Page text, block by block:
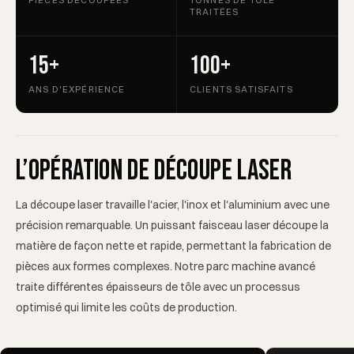
TRAITÉES
15+
ANS D'EXPÉRIENCE
100+
CLIENTS SATISFAITS
L’opération de découpe laser
La découpe laser travaille l'acier, l'inox et l'aluminium avec une
précision remarquable. Un puissant faisceau laser découpe la
matière de façon nette et rapide, permettant la fabrication de
pièces aux formes complexes. Notre parc machine avancé
traite différentes épaisseurs de tôle avec un processus
optimisé qui limite les coûts de production.